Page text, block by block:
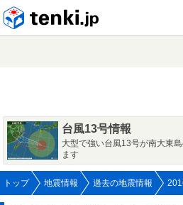
台風13号情報
大型で強い台風13号が南大東
ます
トップ 地震情報 過去の地震情報